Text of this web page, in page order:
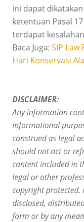
ini dapat
ketentuan Pasal
terdapat
Baca Juga: SIP
Hari Konservasi
DISCLAIMER:
Any information
informational
construed as legal
should not act or
content included in
legal or other
copyright
disclosed,
form or by any